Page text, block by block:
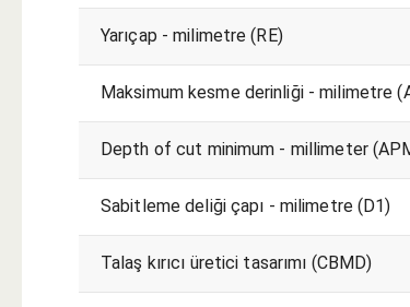
Yarıçap - milimetre (RE)
Maksimum kesme derinliği - milimetre
Depth of cut minimum - millimeter
Sabitleme deliği çapı - milimetre (D1)
Talaş kırıcı üretici tasarımı (CBMD)